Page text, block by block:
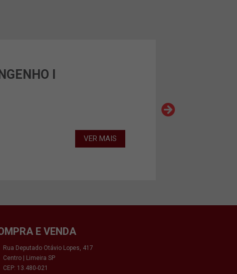
I
VER MAIS
E VENDA
Rua Deputado Otávio Lopes, 417
Centro | Limeira SP
CEP: 13.480-021